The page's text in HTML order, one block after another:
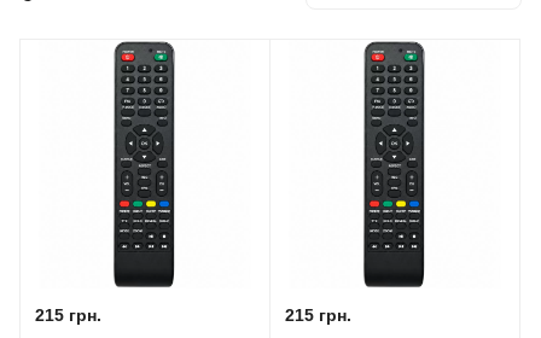
215 грн.
215 грн.